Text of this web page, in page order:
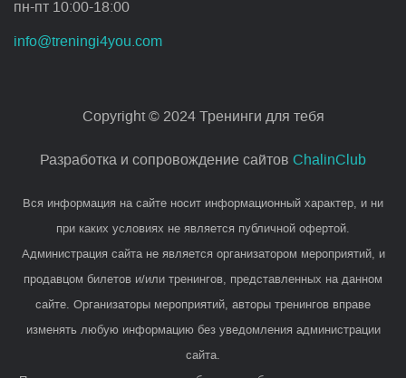
пн-пт 10:00-18:00
info@treningi4you.com
Copyright © 2024 Тренинги для тебя
Разработка и сопровождение сайтов ChalinClub
Вся информация на сайте носит информационный характер, и ни
при каких условиях не является публичной офертой.
Администрация сайта не является организатором мероприятий, и
продавцом билетов и/или тренингов, представленных на данном
сайте. Организаторы мероприятий, авторы тренингов вправе
изменять любую информацию без уведомления администрации
сайта.